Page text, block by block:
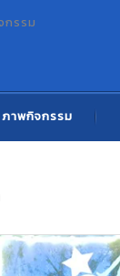
กรรม
ภาพกิจกรรม